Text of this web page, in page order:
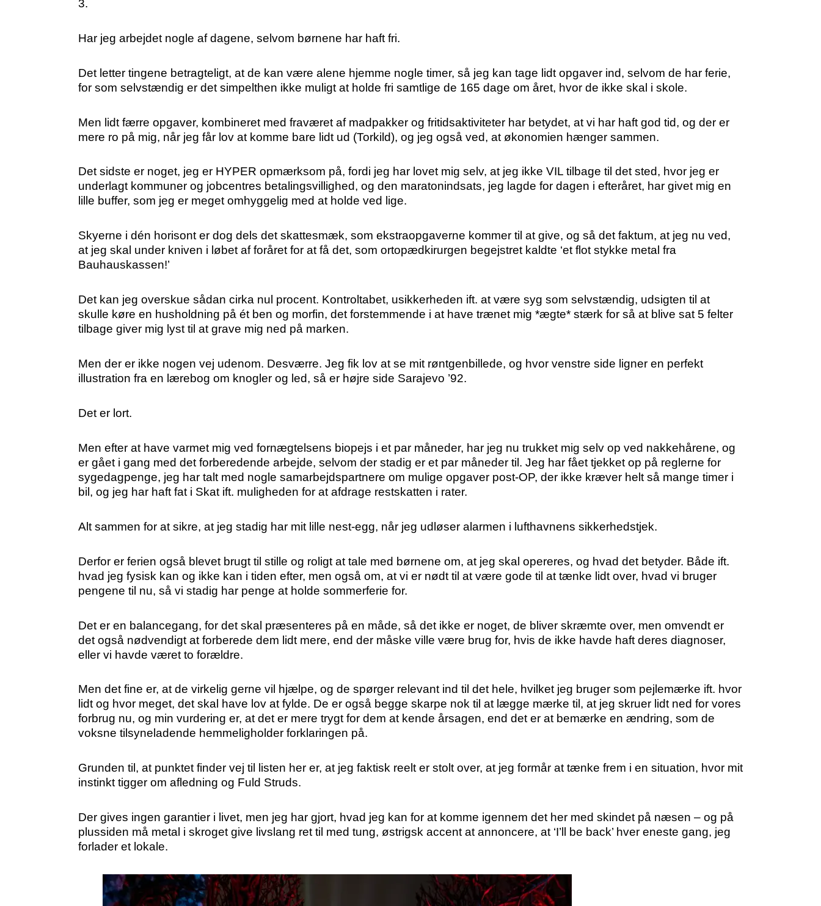
3.
Har jeg arbejdet nogle af dagene, selvom børnene har haft fri.
Det letter tingene betragteligt, at de kan være alene hjemme nogle timer, så jeg kan tage lidt opgaver ind, selvom de har ferie,
for som selvstændig er det simpelthen ikke muligt at holde fri samtlige de 165 dage om året, hvor de ikke skal i skole.
Men lidt færre opgaver, kombineret med fraværet af madpakker og fritidsaktiviteter har betydet, at vi har haft god tid, og der er
mere ro på mig, når jeg får lov at komme bare lidt ud (Torkild), og jeg også ved, at økonomien hænger sammen.
Det sidste er noget, jeg er HYPER opmærksom på, fordi jeg har lovet mig selv, at jeg ikke VIL tilbage til det sted, hvor jeg er
underlagt kommuner og jobcentres betalingsvillighed, og den maratonindsats, jeg lagde for dagen i efteråret, har givet mig en
lille buffer, som jeg er meget omhyggelig med at holde ved lige.
Skyerne i dén horisont er dog dels det skattesmæk, som ekstraopgaverne kommer til at give, og så det faktum, at jeg nu ved,
at jeg skal under kniven i løbet af foråret for at få det, som ortopædkirurgen begejstret kaldte ‘et flot stykke metal fra
Bauhauskassen!’
Det kan jeg overskue sådan cirka nul procent. Kontroltabet, usikkerheden ift. at være syg som selvstændig, udsigten til at
skulle køre en husholdning på ét ben og morfin, det forstemmende i at have trænet mig *ægte* stærk for så at blive sat 5 felter
tilbage giver mig lyst til at grave mig ned på marken.
Men der er ikke nogen vej udenom. Desværre. Jeg fik lov at se mit røntgenbillede, og hvor venstre side ligner en perfekt
illustration fra en lærebog om knogler og led, så er højre side Sarajevo ’92.
Det er lort.
Men efter at have varmet mig ved fornægtelsens biopejs i et par måneder, har jeg nu trukket mig selv op ved nakkehårene, og
er gået i gang med det forberedende arbejde, selvom der stadig er et par måneder til. Jeg har fået tjekket op på reglerne for
sygedagpenge, jeg har talt med nogle samarbejdspartnere om mulige opgaver post-OP, der ikke kræver helt så mange timer i
bil, og jeg har haft fat i Skat ift. muligheden for at afdrage restskatten i rater.
Alt sammen for at sikre, at jeg stadig har mit lille nest-egg, når jeg udløser alarmen i lufthavnens sikkerhedstjek.
Derfor er ferien også blevet brugt til stille og roligt at tale med børnene om, at jeg skal opereres, og hvad det betyder. Både ift.
hvad jeg fysisk kan og ikke kan i tiden efter, men også om, at vi er nødt til at være gode til at tænke lidt over, hvad vi bruger
pengene til nu, så vi stadig har penge at holde sommerferie for.
Det er en balancegang, for det skal præsenteres på en måde, så det ikke er noget, de bliver skræmte over, men omvendt er
det også nødvendigt at forberede dem lidt mere, end der måske ville være brug for, hvis de ikke havde haft deres diagnoser,
eller vi havde været to forældre.
Men det fine er, at de virkelig gerne vil hjælpe, og de spørger relevant ind til det hele, hvilket jeg bruger som pejlemærke ift. hvor
lidt og hvor meget, det skal have lov at fylde. De er også begge skarpe nok til at lægge mærke til, at jeg skruer lidt ned for vores
forbrug nu, og min vurdering er, at det er mere trygt for dem at kende årsagen, end det er at bemærke en ændring, som de
voksne tilsyneladende hemmeligholder forklaringen på.
Grunden til, at punktet finder vej til listen her er, at jeg faktisk reelt er stolt over, at jeg formår at tænke frem i en situation, hvor mit
instinkt tigger om afledning og Fuld Struds.
Der gives ingen garantier i livet, men jeg har gjort, hvad jeg kan for at komme igennem det her med skindet på næsen – og på
plussiden må metal i skroget give livslang ret til med tung, østrigsk accent at annoncere, at ‘I’ll be back’ hver eneste gang, jeg
forlader et lokale.